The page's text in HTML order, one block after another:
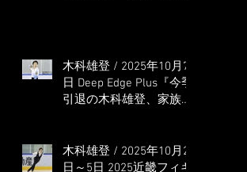
木科雄登 / 2025年10月7
日 Deep Edge Plus『今季
引退の木科雄登、家族や
全日本、絶対見に来
て」』
木科雄登 / 2025年10月2
日～5日 2025近畿フィギ